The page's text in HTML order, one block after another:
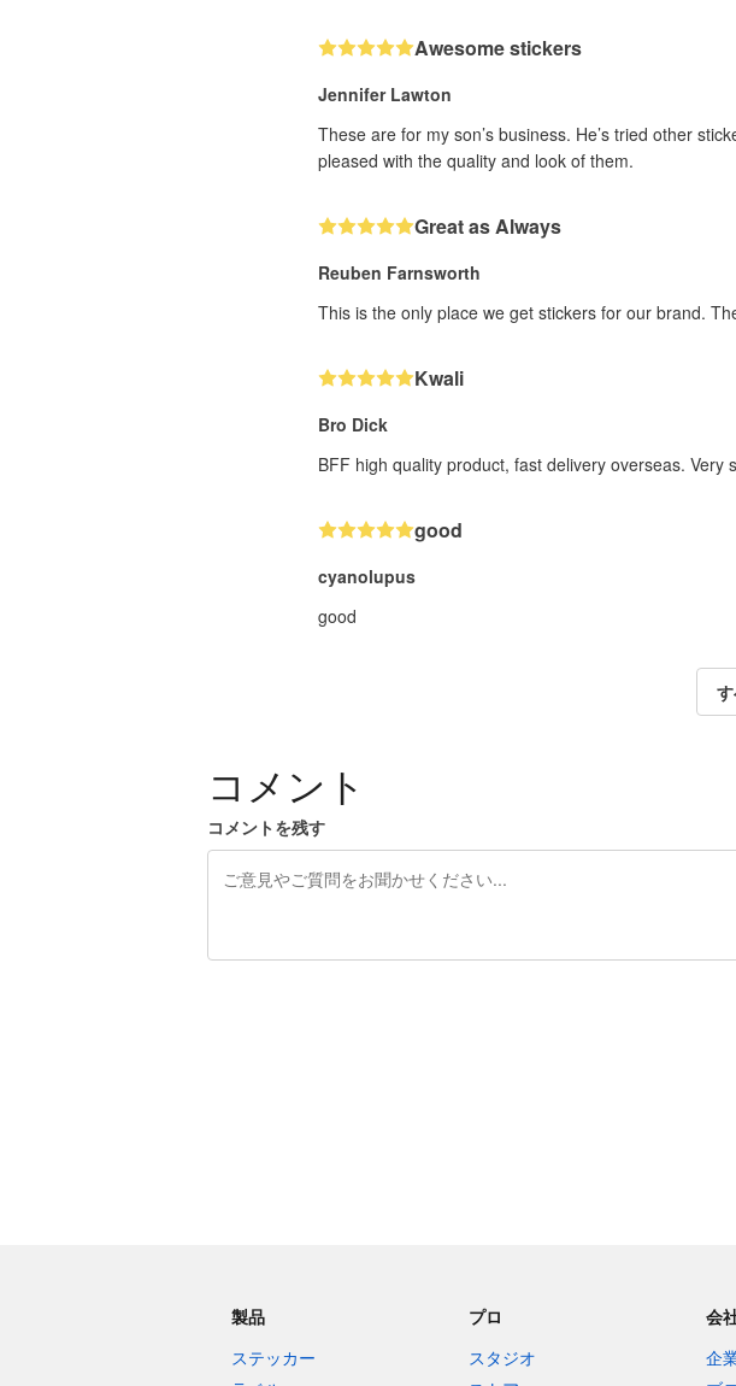
Awesome stickers
Jennifer Lawton
These are for my son’s business. He’s tried other
pleased with the quality and look of them.
Great as Always
Reuben Farnsworth
This is the only place we get stickers for our brand.
Kwali
Bro Dick
BFF high quality product, fast delivery overseas. Very
good
cyanolupus
good
コメント
コメントを残す
製品
ステッカー
プロ
スタジオ
会
企